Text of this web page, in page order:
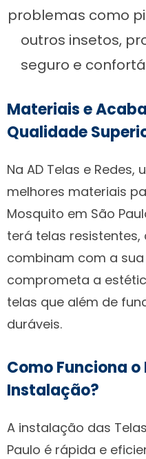
problemas como
outros insetos,
seguro e
Materiais e
Qualidade
Na AD Telas e
melhores materiais
Mosquito em São
terá telas
combinam com a
comprometa a
telas que além de
duráveis.
Como Funciona o
Instalação?
A instalação das
Paulo é rápida e